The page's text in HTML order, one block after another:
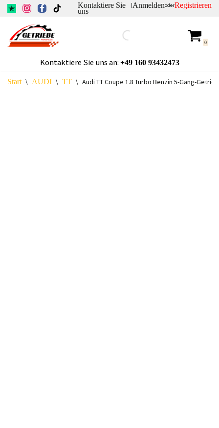
Inhalt
springen
|Kontaktiere Sie
uns
|AnmeldenoderRegistrieren
0
Kontaktiere Sie uns an: +49160 93432473
Start \ AUDI \ TT \ Audi TT Coupe 1.8 Turbo Benzin 5-Gang-